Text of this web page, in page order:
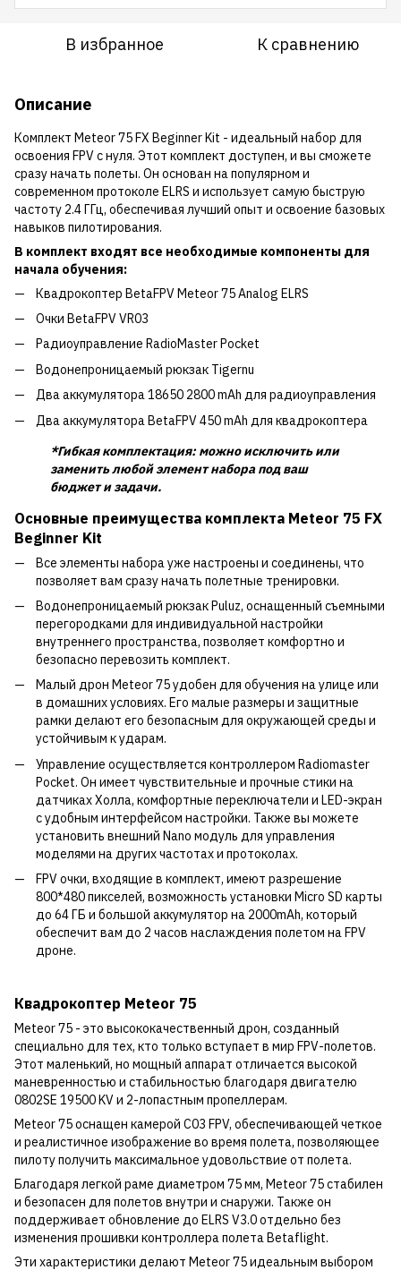
В избранное К сравнению
Описание
Комплект Meteor 75 FX Beginner Kit - идеальный набор для
освоения FPV с нуля. Этот комплект доступен, и вы сможете
сразу начать полеты. Он основан на популярном и
современном протоколе ELRS и использует самую быструю
частоту 2.4 ГГц, обеспечивая лучший опыт и освоение базовых
навыков пилотирования.
В комплект входят все необходимые компоненты для
начала обучения:
Квадрокоптер BetaFPV Meteor 75 Analog ELRS
Очки BetaFPV VR03
Радиоуправление RadioMaster Pocket
Водонепроницаемый рюкзак Tigernu
Два аккумулятора 18650 2800 mAh для радиоуправления
Два аккумулятора BetaFPV 450 mAh для квадрокоптера
*Гибкая комплектация: можно исключить или
заменить любой элемент набора под ваш
бюджет и задачи.
Основные преимущества комплекта Meteor 75 FX
Beginner Kit
Все элементы набора уже настроены и соединены, что
позволяет вам сразу начать полетные тренировки.
Водонепроницаемый рюкзак Puluz, оснащенный съемными
перегородками для индивидуальной настройки
внутреннего пространства, позволяет комфортно и
безопасно перевозить комплект.
Малый дрон Meteor 75 удобен для обучения на улице или
в домашних условиях. Его малые размеры и защитные
рамки делают его безопасным для окружающей среды и
устойчивым к ударам.
Управление осуществляется контроллером Radiomaster
Pocket. Он имеет чувствительные и прочные стики на
датчиках Холла, комфортные переключатели и LED-экран
с удобным интерфейсом настройки. Также вы можете
установить внешний Nano модуль для управления
моделями на других частотах и протоколах.
FPV очки, входящие в комплект, имеют разрешение
800*480 пикселей, возможность установки Micro SD карты
до 64 ГБ и большой аккумулятор на 2000mAh, который
обеспечит вам до 2 часов наслаждения полетом на FPV
дроне.
Квадрокоптер Meteor 75
Meteor 75 - это высококачественный дрон, созданный
специально для тех, кто только вступает в мир FPV-полетов.
Этот маленький, но мощный аппарат отличается высокой
маневренностью и стабильностью благодаря двигателю
0802SE 19500 KV и 2-лопастным пропеллерам.
Meteor 75 оснащен камерой C03 FPV, обеспечивающей четкое
и реалистичное изображение во время полета, позволяющее
пилоту получить максимальное удовольствие от полета.
Благодаря легкой раме диаметром 75 мм, Meteor 75 стабилен
и безопасен для полетов внутри и снаружи. Также он
поддерживает обновление до ELRS V3.0 отдельно без
изменения прошивки контроллера полета Betaflight.
Эти характеристики делают Meteor 75 идеальным выбором